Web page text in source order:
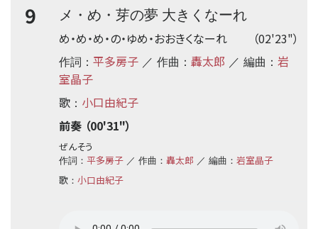
9
メ・め・芽の夢 大きくなーれ
（02'23"）
め・め・め・の・ゆめ・おおきくなーれ
作詞： 平多房子 ／ 作曲： 轟太郎 ／ 編曲： 岩
室晶子
歌 ： 小口由紀子
前奏 （00'31"）
ぜんそう
作詞： 平多房子 ／ 作曲： 轟太郎 ／ 編曲： 岩室晶子
歌 ： 小口由紀子